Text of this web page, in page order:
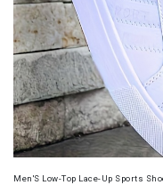
Men'S Low-Top Lace-Up Sports